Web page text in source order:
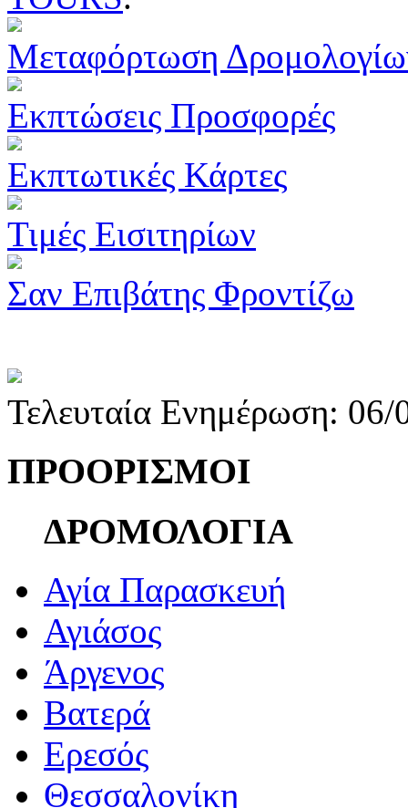
Μεταφόρτωση
Εκπτώσεις Προσφορές
Εκπτωτικές Κάρτες
Τιμές Εισιτηρίων
Σαν Επιβάτης Φροντίζω
Τελευταία Ενημέρωση:
ΠΡΟΟΡΙΣΜΟΙ
ΔΡΟΜΟΛΟΓΙΑ
Αγία Παρασκευή
Αγιάσος
Άργενος
Βατερά
Ερεσός
Θεσσαλονίκη